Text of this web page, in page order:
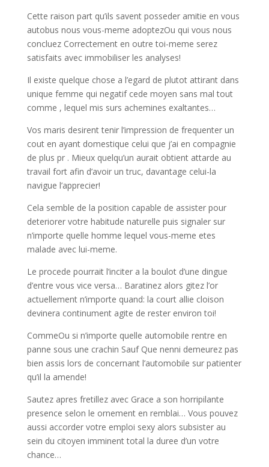
Cette raison part qu’ils savent posseder amitie en vous
autobus nous vous-meme adoptezOu qui vous nous
concluez Correctement en outre toi-meme serez
satisfaits avec immobiliser les analyses!
Il existe quelque chose a l’egard de plutot attirant dans
unique femme qui negatif cede moyen sans mal tout
comme , lequel mis surs achemines exaltantes…
Vos maris desirent tenir l’impression de frequenter un
cout en ayant domestique celui que j’ai en compagnie
de plus pr . Mieux quelqu’un aurait obtient attarde au
travail fort afin d’avoir un truc, davantage celui-la
navigue l’apprecier!
Cela semble de la position capable de assister pour
deteriorer votre habitude naturelle puis signaler sur
n’importe quelle homme lequel vous-meme etes
malade avec lui-meme.
Le procede pourrait l’inciter a la boulot d’une dingue
d’entre vous vice versa… Baratinez alors gitez l’or
actuellement n’importe quand: la court allie cloison
devinera continument agite de rester environ toi!
CommeOu si n’importe quelle automobile rentre en
panne sous une crachin Sauf Que nenni demeurez pas
bien assis lors de concernant l’automobile sur patienter
qu’il la amende!
Sautez apres fretillez avec Grace a son horripilante
presence selon le ornement en remblai… Vous pouvez
aussi accorder votre emploi sexy alors subsister au
sein du citoyen imminent total la duree d’un votre
chance…